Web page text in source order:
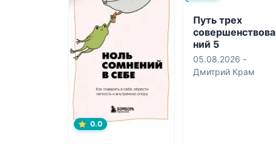
0.0
Путь трех
совершенствова
ний 5
05.08.2026 -
Дмитрий Крам